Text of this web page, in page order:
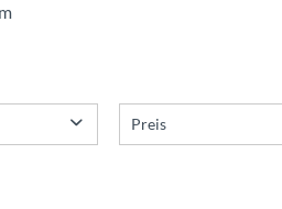
Preis